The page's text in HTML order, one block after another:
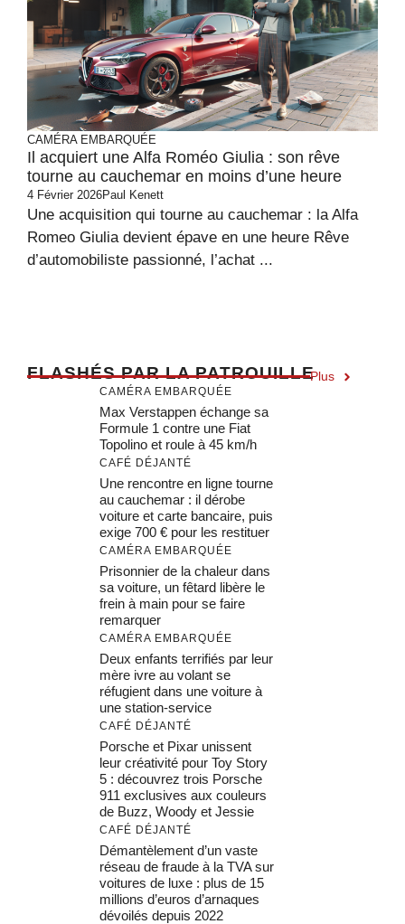
CAMÉRA EMBARQUÉE
Il acquiert une Alfa Roméo Giulia : son rêve
tourne au cauchemar en moins d’une heure
4 Février 2026Paul Kenett
Une acquisition qui tourne au cauchemar : la Alfa
Romeo Giulia devient épave en une heure Rêve
d’automobiliste passionné, l’achat ...
FLASHÉS PAR LA PATROUILLEPlus
CAMÉRA EMBARQUÉE
Max Verstappen échange sa
Formule 1 contre une Fiat
Topolino et roule à 45 km/h
CAFÉ DÉJANTÉ
Une rencontre en ligne tourne
au cauchemar : il dérobe
voiture et carte bancaire, puis
exige 700 € pour les restituer
CAMÉRA EMBARQUÉE
Prisonnier de la chaleur dans
sa voiture, un fêtard libère le
frein à main pour se faire
remarquer
CAMÉRA EMBARQUÉE
Deux enfants terrifiés par leur
mère ivre au volant se
réfugient dans une voiture à
une station-service
CAFÉ DÉJANTÉ
Porsche et Pixar unissent
leur créativité pour Toy Story
5 : découvrez trois Porsche
911 exclusives aux couleurs
de Buzz, Woody et Jessie
CAFÉ DÉJANTÉ
Démantèlement d’un vaste
réseau de fraude à la TVA sur
voitures de luxe : plus de 15
millions d’euros d’arnaques
dévoilés depuis 2022